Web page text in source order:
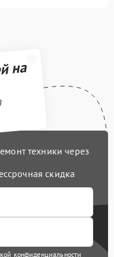
на
техники через
скидка
конфиденциальности